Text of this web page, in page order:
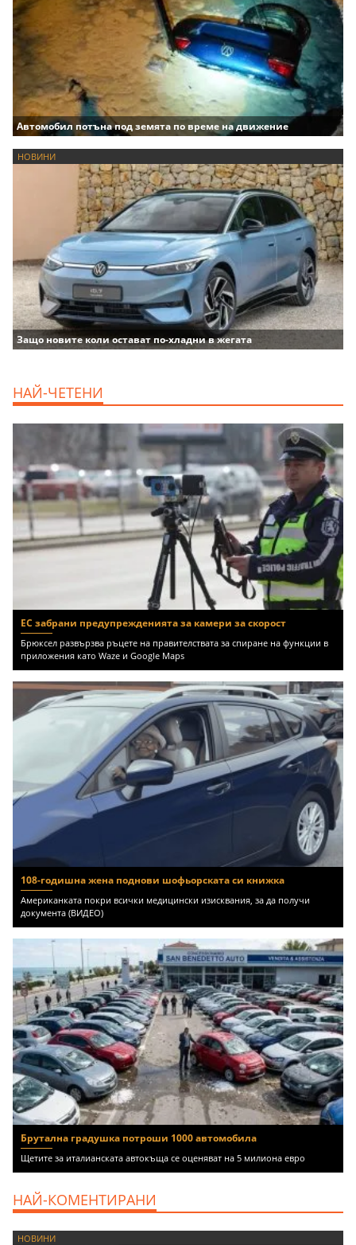
Автомобил потъна под земята по време на движение
НОВИНИ
Защо новите коли остават по-хладни в жегата
НАЙ-ЧЕТЕНИ
ЕС забрани предупрежденията за камери за скорост
Брюксел развързва ръцете на правителствата за спиране на функции в
приложения като Waze и Google Maps
108-годишна жена поднови шофьорската си книжка
Американката покри всички медицински изисквания, за да получи
документа (ВИДЕО)
Брутална градушка потроши 1000 автомобила
Щетите за италианската автокъща се оценяват на 5 милиона евро
НАЙ-КОМЕНТИРАНИ
НОВИНИ